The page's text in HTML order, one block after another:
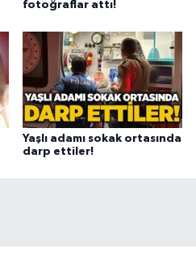
fotoğraflar attı!
Yaşlı adamı sokak ortasında
darp ettiler!